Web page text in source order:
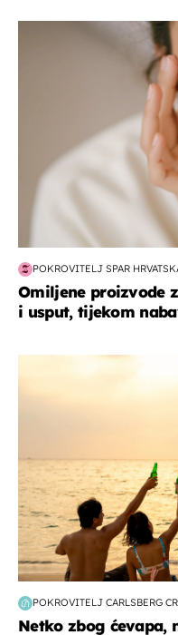
moda & ljepota
POKROVITELJ SPAR
Omiljene proizvode
i usput, tijekom
POKROVITELJ CARLSBERG
Netko zbog ćevapa,